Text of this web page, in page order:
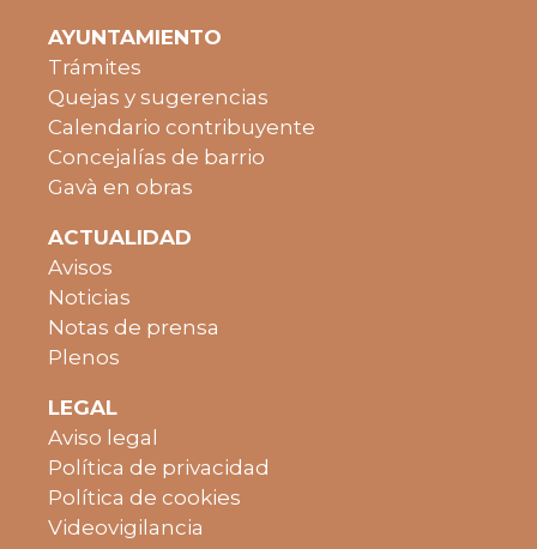
AYUNTAMIENTO
Trámites
Quejas y sugerencias
Calendario contribuyente
Concejalías de barrio
Gavà en obras
ACTUALIDAD
Avisos
Noticias
Notas de prensa
Plenos
LEGAL
Aviso legal
Política de privacidad
Política de cookies
Videovigilancia